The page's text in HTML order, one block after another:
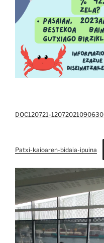
DOC120721-12072021090630
Patxi-kaioaren-bidaia-ipuina